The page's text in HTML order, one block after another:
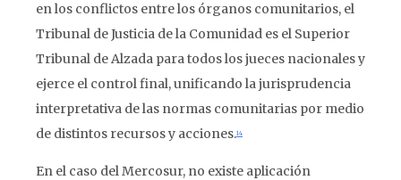
en los conflictos entre los órganos comunitarios, el
Tribunal de Justicia de la Comunidad es el Superior
Tribunal de Alzada para todos los jueces nacionales y
ejerce el control final, unificando la jurisprudencia
interpretativa de las normas comunitarias por medio
de distintos recursos y acciones.14
En el caso del Mercosur, no existe aplicación